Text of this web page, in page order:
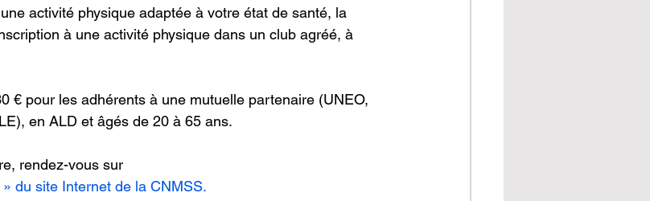
activité physique adaptée à votre état de santé, la
à une activité physique dans un club agréé, à
€ pour les adhérents à une mutuelle partenaire (UNEO,
en ALD et âgés de 20 à 65 ans.
rendez-vous sur
du site Internet de la CNMSS.